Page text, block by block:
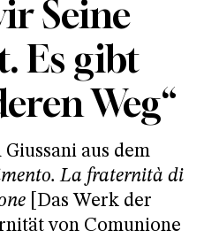
Seine
Es gibt
Weg“
aus dem
La fraternità di
[Das Werk der
von Comunione